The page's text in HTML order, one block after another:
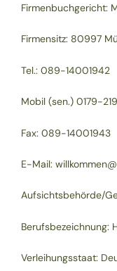
Firmenbuchgericht:
Firmensitz: 80997
Tel.: 089-14001942
Mobil (sen.) 0179-
Fax: 089-14001943
E-Mail:
Aufsichtsbehörde/
Berufsbezeichnung:
Verleihungsstaat: